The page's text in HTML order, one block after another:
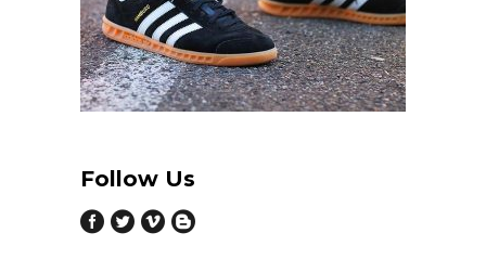
Follow Us